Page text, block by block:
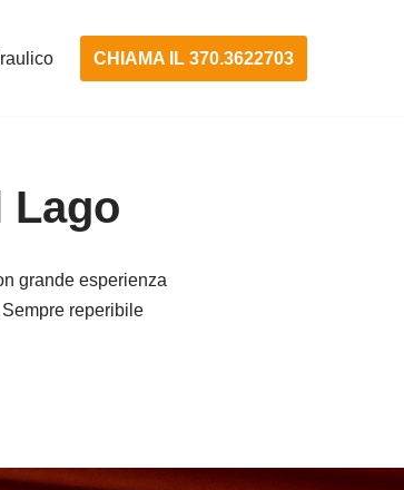
CHIAMA IL 370.3622703
Lago
grande esperienza
reperibile